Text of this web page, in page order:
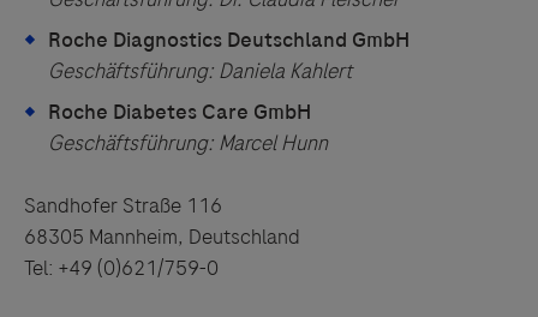
Roche Diagnostics Deutschland GmbH
Geschäftsführung: Daniela Kahlert
Roche Diabetes Care GmbH
Geschäftsführung: Marcel Hunn
Sandhofer Straße 116
68305 Mannheim, Deutschland
Tel: +49 (0)621/759-0